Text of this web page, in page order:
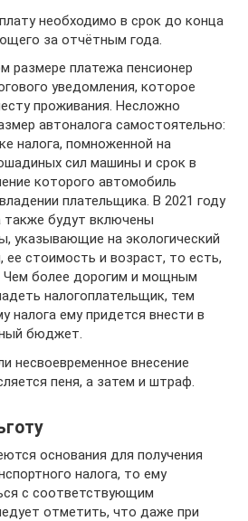
необходимо в срок до конца
за отчётным года.
размере платежа пенсионер
уведомления, которое
проживания. Несложно
автоналога самостоятельно:
налога, помноженной на
сил машины и срок в
которого автомобиль
плательщика. В 2021 году
также будут включены
указывающие на экологический
ее стоимость и возраст, то есть,
Чем более дорогим и мощным
налогоплательщик, тем
налога ему придется внести в
бюджет.
несвоевременное внесение
пеня, а затем и штраф.
основания для получения
налога, то ему
с соответствующим
отметить, что даже при